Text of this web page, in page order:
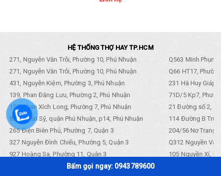
HỆ THỐNG THỢ HAY TP.HCM
271, Nguyễn Văn Trỗi, Phường 10, Phú Nhuận
Q563 Minh
271, Nguyễn Văn Trỗi, Phường 10, Phú Nhuận
Q66 HT17,
431, Nguyễn Kiệm, Phường 3, Phú Nhuận
231 Hà Huy Giáp,
139, Phan Đăng Lưu, Phường 2, Phú Nhuận
71D/5 Kp7,
158, Phan Xích Long, Phường 7, Phú Nhuận
21 Đường số 2,
85 Lê Văn Sỹ, quận Phú Nhuận, p14, Phú Nhuận
114 Đường B
265 Điện Biên Phủ, Phường 7, Quận 3
204/56 Nơ Trang
327 Nguyễn Đình Chiểu, Phường 5, Quận 3
Q312 Nguyền
927 Hoàng Sa, Phường 11, Quận 3
105 Nguyền Xí,
256 Nam Kỳ Khởi Nghĩa, Phường 8, Quận 3
Bấm gọi ngay: 0943789600